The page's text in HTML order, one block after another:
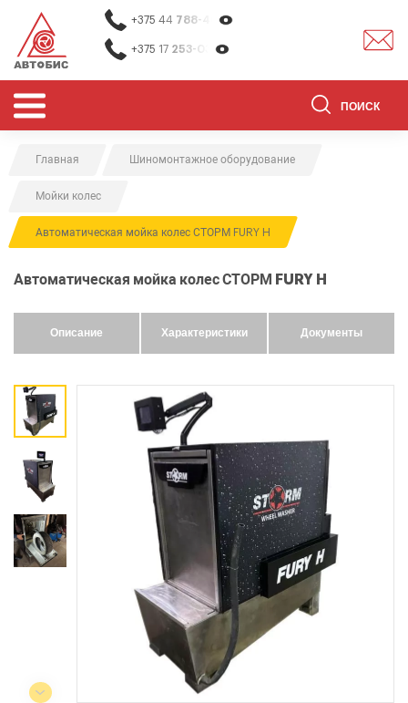
АКЦИИ
0
Коммерческий отдел:
+375 44 788-40-13
+375 17
+375 29
Сервисный центр:
788-25-99
220004, г. Минск, ул. Западная,
Режим работы:
+375 44 788-40-13
+375 17 253-03-26
Главная Шиномонтажное оборудование
Мойки колес
Автоматическая мойка колес СТОРМ FURY H
Автоматическая мойка колес СТОРМ FURY H
Описание Характеристики Документы